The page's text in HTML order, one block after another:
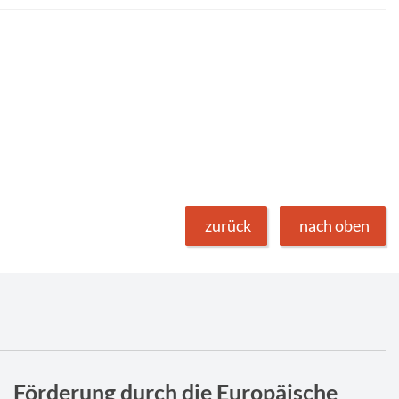
zurück nach oben
Förderung durch die Europäische